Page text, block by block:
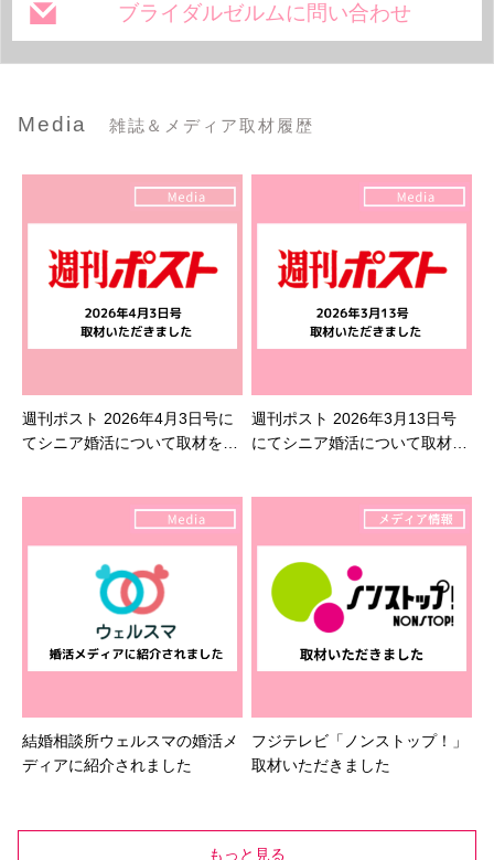
ブライダルゼルムに問い合わせ
Media 雑誌＆メディア取材履歴
週刊ポスト 2026年4月3日号に
てシニア婚活について取材を受
週刊ポスト 2026年3月13日号
にてシニア婚活について取材を
結婚相談所ウェルスマの婚活メ
ディアに紹介されました
フジテレビ「ノンストップ！」
取材いただきました
もっと見る